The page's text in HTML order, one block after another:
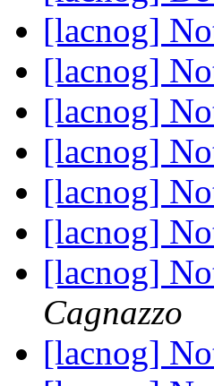
[lacnog]
[lacnog]
[lacnog]
[lacnog]
[lacnog]
[lacnog]
[lacnog]
Cagnazzo
[lacnog]